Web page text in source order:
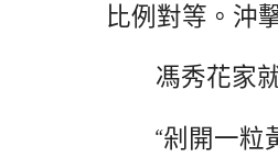
比例對等。沖
馮秀花家
“剁開一粒